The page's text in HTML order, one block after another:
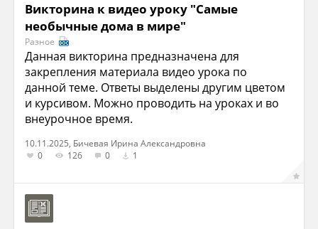
Викторина к видео уроку "Самые
необычные дома в мире"
Разное
Данная викторина предназначена для
закрепления материала видео урока по
данной теме. Ответы выделены другим цветом
и курсивом. Можно проводить на уроках и во
внеурочное время.
10.11.2025, Бичевая Ирина Александровна
0
126 0 1